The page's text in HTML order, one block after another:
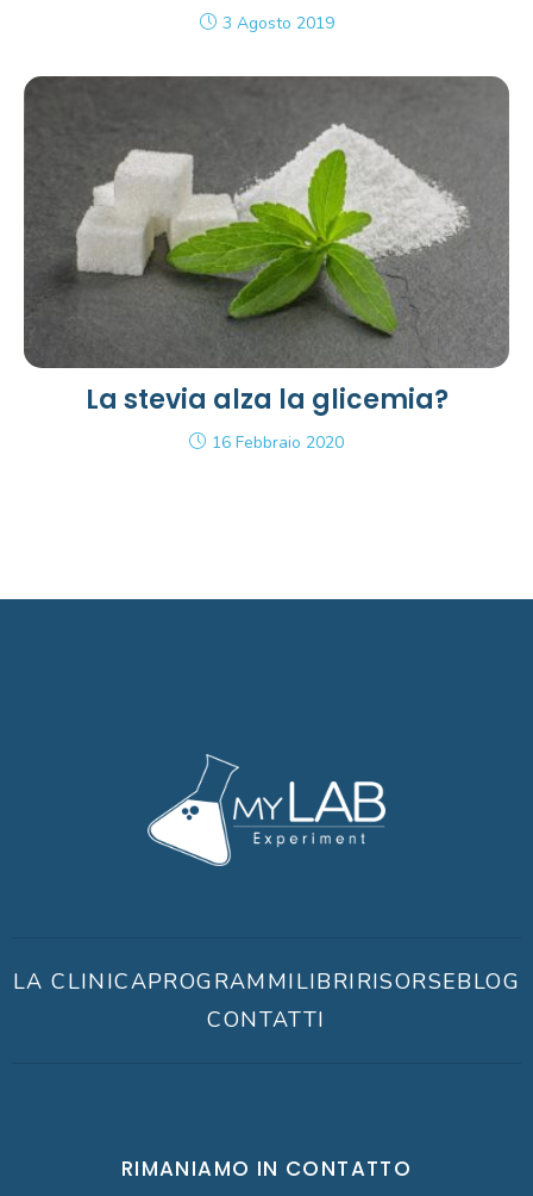
3 Agosto 2019
La stevia alza la glicemia?
16 Febbraio 2020
LA CLINICAPROGRAMMILIBRIRISORSEBLOG
CONTATTI
RIMANIAMO IN CONTATTO